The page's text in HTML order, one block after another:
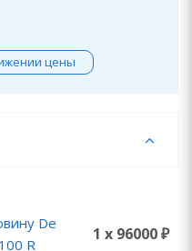
цены
De
R
1 x 96000 ₽